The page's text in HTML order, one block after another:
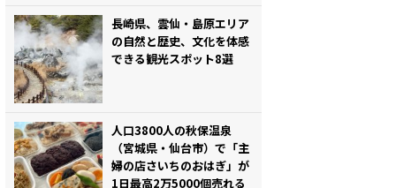
長崎県、雲仙・島原エリア
の自然と歴史、文化を体感
できる観光スポット8選
人口3800人の秋保温泉
（宮城県・仙台市）で「主
婦の店さいちのおはぎ」が
1日最高2万5000個売れる